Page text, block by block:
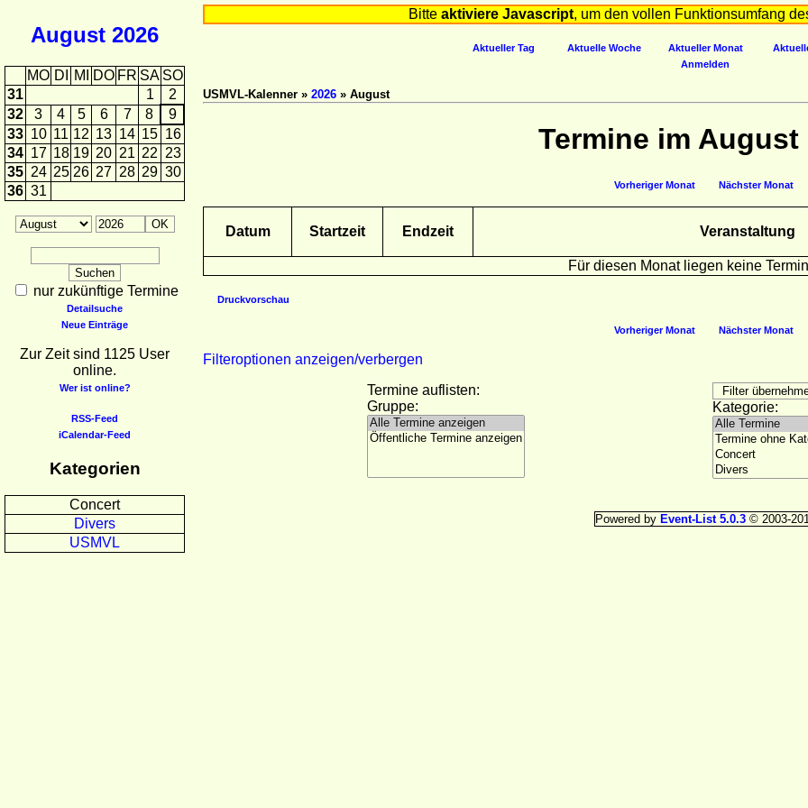
August 2026
MO DI MI DO FR SA SO
31
1
2
32
3 4 5 6 7 8
9
33 10 11 12 13 14 15 16
34 17 18 19 20 21 22 23
35 24 25 26 27 28 29 30
36 31
nur zukünftige Termine
Detailsuche
Neue Einträge
Zur Zeit sind 1125 User
online.
Wer ist online?
RSS-Feed
iCalendar-Feed
Kategorien
Concert
Divers
USMVL
Bitte aktiviere Javascript, um den vollen Funktionsumfang
Aktueller Tag Aktuelle Woche Aktueller Monat
Anmelden
USMVL-Kalenner » 2026 » August
Termine im August
Vorheriger Monat Nächster Monat
Datum Startzeit Endzeit Veranstaltung
Für diesen Monat liegen keine
Druckvorschau
Vorheriger Monat Nächster Monat
Filteroptionen anzeigen/verbergen
Termine auflisten:
Gruppe:
Kategorie:
Powered by Event-List 5.0.3© 2003-